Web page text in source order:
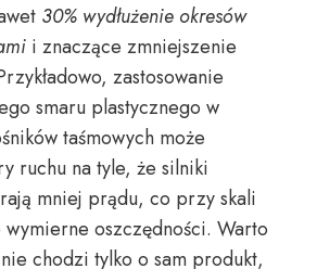
30% wydłużenie okresów
i znaczące zmniejszenie
zastosowanie
smaru plastycznego w
taśmowych może
ruchu na tyle, że silniki
mniej prądu, co przy skali
oszczędności. Warto
chodzi tylko o sam produkt,